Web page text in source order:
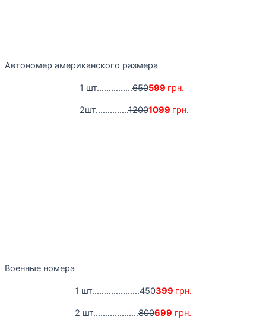
Автономер американского размера
1 шт...............650599 грн.
2шт..............12001099 грн.
Военные номера
1 шт....................450399 грн.
2 шт...................800699 грн.